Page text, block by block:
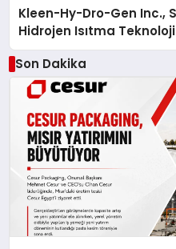
Kleen-Hy-Dro-Gen Inc.,
Hidrojen Isıtma
Düzenleyici Onaylarını
Son Dakika